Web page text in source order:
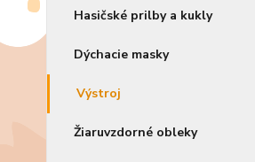
Hasičské prilby a kukly
Dýchacie masky
Výstroj
Žiaruvzdorné obleky